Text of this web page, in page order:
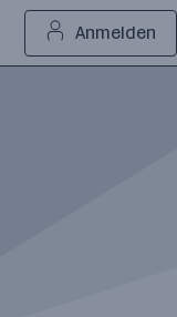
Anmelden